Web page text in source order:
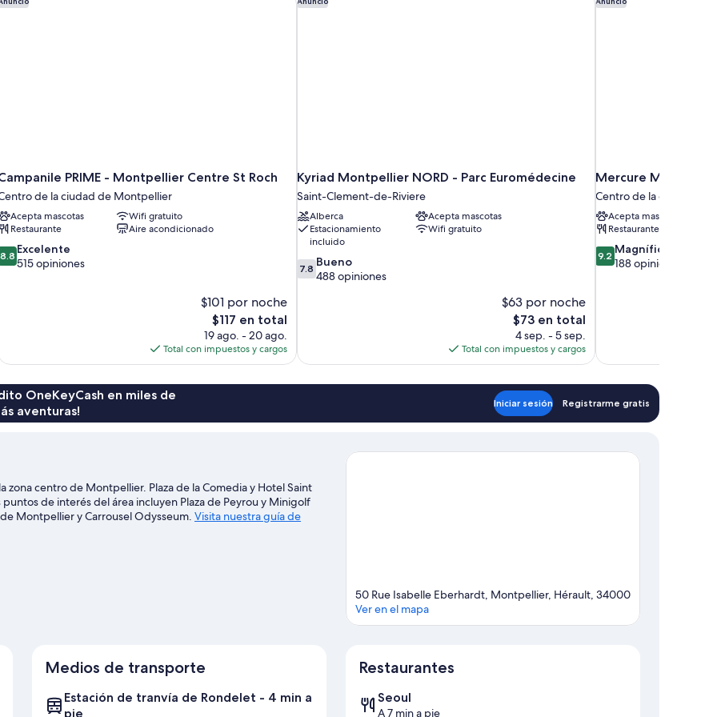
PRIME - Montpellier Centre St Roch
de la ciudad de Montpellier
Acepta mascotas
Wifi gratuito
Restaurante
Aire acondicionado
8.8 Excelente
515 opiniones
$101 por noche
El
precio
actual
es
$117 en total
19 ago. - 20 ago.
Total con impuestos y cargos
Kyriad Montpellier NORD - Parc Euromédecine
Saint-Clement-de-Riviere
Alberca
Acepta mascotas
Estacionamiento
incluido
Wifi gratuito
7.8
de
7.8 Bueno
488 opiniones
$63 por noche
El
precio
actual
es
$73
$73 en total
4 sep. - 5 sep.
Total con impuestos y cargos
Mercure
Centro de la ciudad de
Acepta mascotas
Restaurante
9.2
de
9.2 Magnífico
188 opiniones
OneKeyCash en miles de
aventuras!
Iniciar sesión Registrarme gratis
centro de Montpellier. Plaza de la Comedia y Hotel Saint
de interés del área incluyen Plaza de Peyrou y Minigolf
Montpellier y Carrousel Odysseum. Visita nuestra guía de
50 Rue Isabelle Eberhardt, Montpellier, Hérault, 34000
Ver en el mapa
Medios de transporte
Estación de tranvía de Rondelet - 4 min a
pie
Restaurantes
Seoul
A 7 min a pie